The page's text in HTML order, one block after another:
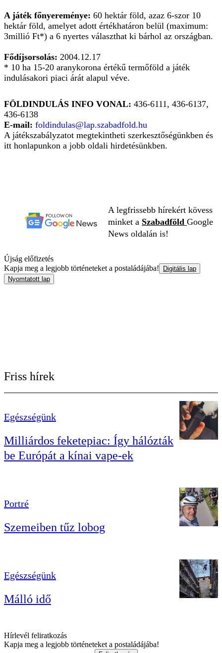
A játék főnyereménye: 60 hektár föld, azaz 6-szor 10
hektár föld, amelyet adott értékhatáron belül (maximum:
3millió Ft*) a 6 nyertes választhat ki bárhol az országban.
Fődíjsorsolás: 2004.12.17
* 10 ha 15-20 aranykorona értékű termőföld a játék
indulásakori piaci árát alapul véve.
FÖLDINDULÁS INFO VONAL: 436-6111, 436-6137,
436-6138
E-mail: foldindulas@lap.szabadfold.hu
A játékszabályzatot megtekintheti szerkesztőségünkben és
itt honlapunkon a jobb oldali hirdetésünkben.
A legfrissebb hírekért kövess
minket a Szabadföld Google
News oldalán is!
Újság előfizetés
Kapja meg a legjobb történeteket a postaládájába!
Digitális lap
Nyomtatott lap
Friss hírek
Egészségünk
Milliárdos feketepiac: Így hálózták
be Európát a kínai vape-ek
Portré
Szemeiben tűz lobog
Egészségünk
Málló idő
Hírlevél feliratkozás
Kapja meg a legjobb történeteket a postaládájába!